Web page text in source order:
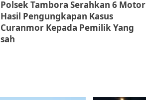
Polsek Tambora Serahkan 6 Motor
Hasil Pengungkapan Kasus
Curanmor Kepada Pemilik Yang
sah